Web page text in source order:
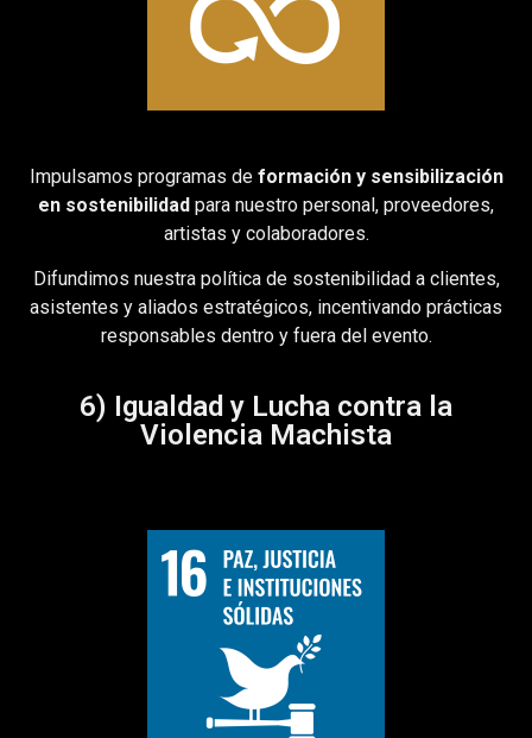
Impulsamos programas de formación y sensibilización
en sostenibilidad para nuestro personal, proveedores,
artistas y colaboradores.
Difundimos nuestra política de sostenibilidad a clientes,
asistentes y aliados estratégicos, incentivando prácticas
responsables dentro y fuera del evento.
6) Igualdad y Lucha contra la
Violencia Machista